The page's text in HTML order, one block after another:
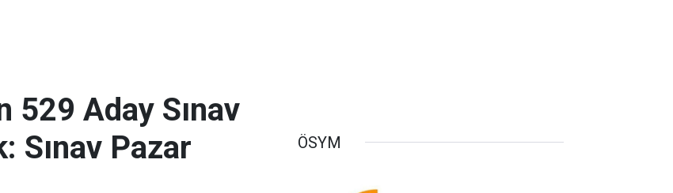
529 Aday Sınav
Sınav Pazar
ÖSYM